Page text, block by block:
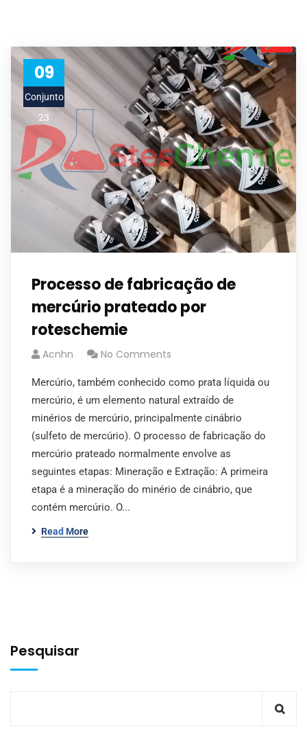
09
Conjunto
23
Processo de fabricação de
mercúrio prateado por
roteschemie
Acnhn No Comments
Mercúrio, também conhecido como prata líquida ou
mercúrio, é um elemento natural extraído de
minérios de mercúrio, principalmente cinábrio
(sulfeto de mercúrio). O processo de fabricação do
mercúrio prateado normalmente envolve as
seguintes etapas: Mineração e Extração: A primeira
etapa é a mineração do minério de cinábrio, que
contém mercúrio. O...
Read More
Pesquisar